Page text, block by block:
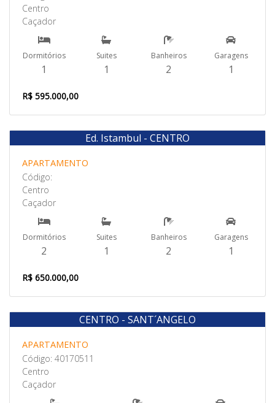
Centro
Caçador
Dormitórios
1
Suites
1
Banheiros
2
Garagens
1
R$ 595.000,00
Venda
Ed. Istambul - CENTRO
APARTAMENTO
Código:
Centro
Caçador
Dormitórios
2
Suites
1
Banheiros
2
Garagens
1
R$ 650.000,00
Venda
CENTRO - SANT´ANGELO
APARTAMENTO
Código: 40170511
Centro
Caçador